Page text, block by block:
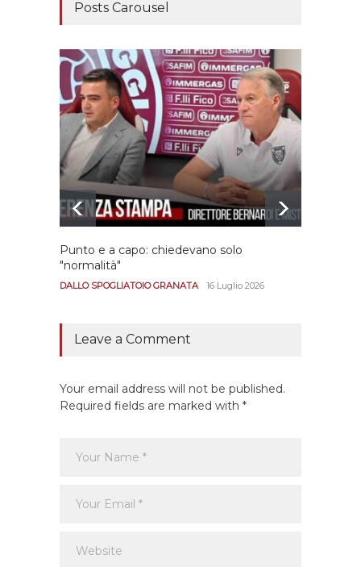
Posts Carousel
Punto e a capo: chiedevano solo
"normalità"
DALLO SPOGLIATOIO GRANATA 16 Luglio 2026
Leave a Comment
Your email address will not be published.
Required fields are marked with *